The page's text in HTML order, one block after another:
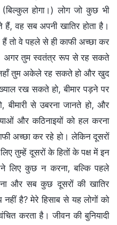
(बिल्कुल होगा।) लोग जो कुछ भी
वह सब अपनी खातिर होता है।
तो वे पहले से ही काफी अच्छा कर
अगर तुम स्वतंत्र रूप से रह सकते
तुम अकेले रह सकते हो और खुद
रख सकते हो, बीमार पड़ने पर
बीमारी से उबरना जानते हो, और
और कठिनाइयों को हल करना
अच्छा कर रहे हो। लेकिन दूसरों
तुम्हें दूसरों के हितों के पक्ष में इन
लिए कुछ न करना, बल्कि पहले
और सब कुछ दूसरों की खातिर
नहीं है? मेरे हिसाब से यह लोगों को
करता है। जीवन की बुनियादी